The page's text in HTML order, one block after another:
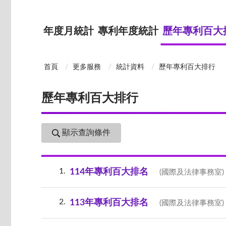
年度月統計 專利年度統計 歷年專利百大
首頁 更多服務 統計資料 歷年專利百大排行
歷年專利百大排行
顯示查詢條件
1 114年專利百大排名 (國際及法律事務室)
2 113年專利百大排名 (國際及法律事務室)